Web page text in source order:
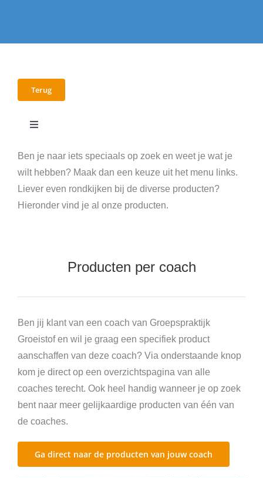
Terug
Toggle
E-books
Workshops
Agenda’s en boeken
Ben je naar iets speciaals op zoek en weet je wat je
wilt hebben? Maak dan een keuze uit het menu links.
Liever even rondkijken bij de diverse producten?
Hieronder vind je al onze producten.
Producten per coach
Ben jij klant van een coach van Groepspraktijk
Groeistof en wil je graag een specifiek product
aanschaffen van deze coach? Via onderstaande knop
kom je direct op een overzichtspagina van alle
coaches terecht. Ook heel handig wanneer je op zoek
bent naar meer gelijkaardige producten van één van
de coaches.
Ga direct naar de producten van jouw coach